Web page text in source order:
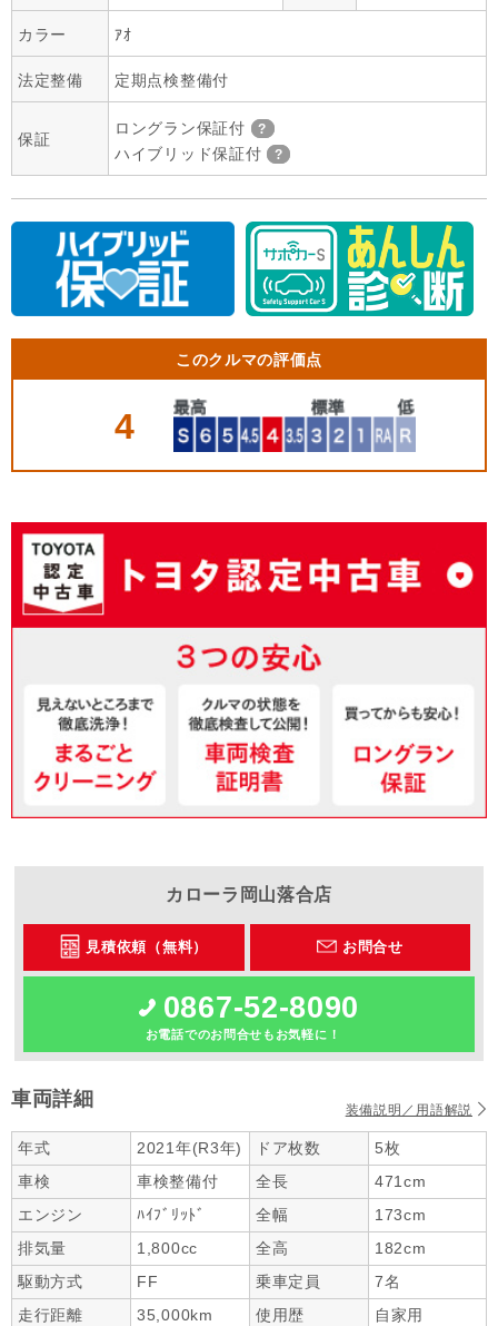
カラー ｱｵ
法定整備 定期点検整備付
保証
ロングラン保証付
ハイブリッド保証付
このクルマの評価点
4
カローラ岡山落合店
見積依頼（無料） お問合せ
0867-52-8090
お電話でのお問合せもお気軽に！
車両詳細 装備説明／用語解説
年式 2021年(R3年) ドア枚数
5枚
車検
車検整備付 全長
471cm
エンジン
ﾊｲﾌﾞﾘｯﾄﾞ 全幅
173cm
排気量
1,800cc 全高
182cm
駆動方式
FF 乗車定員
7名
走行距離
35,000km 使用歴 自家用